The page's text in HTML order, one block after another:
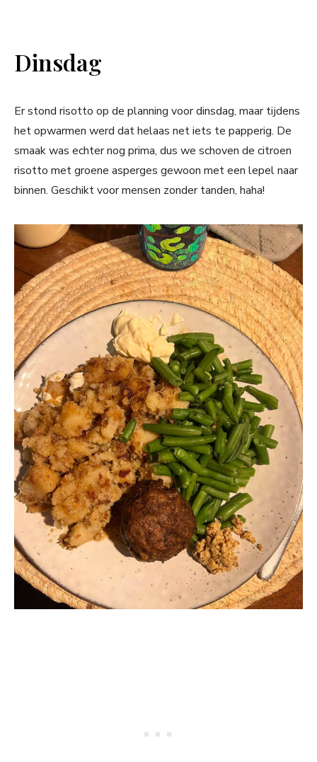
Dinsdag
Er stond risotto op de planning voor dinsdag, maar tijdens
het opwarmen werd dat helaas net iets te papperig. De
smaak was echter nog prima, dus we schoven de citroen
risotto met groene asperges gewoon met een lepel naar
binnen. Geschikt voor mensen zonder tanden, haha!